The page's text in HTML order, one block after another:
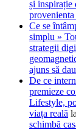
și inspirație
Ce se
simplu »
strategii
ajuns să
De ce
premieze
Lifestyle,
viața reală la
schimbă